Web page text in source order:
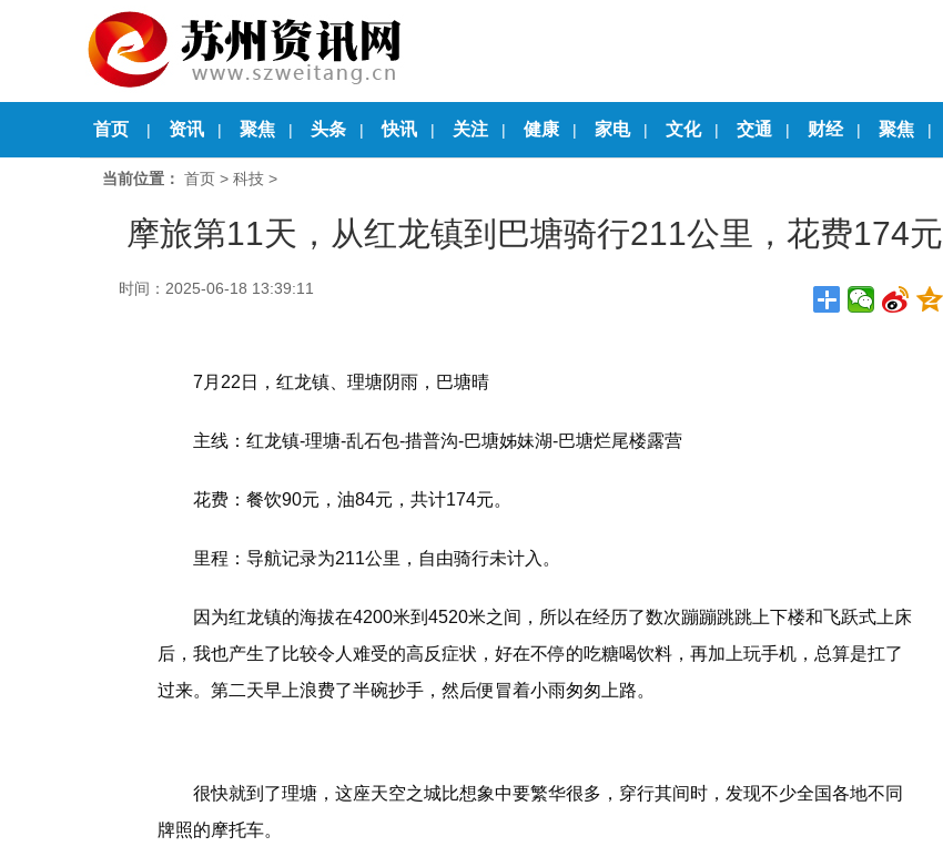
首页 | 资讯 | 聚焦 | 头条 | 快讯 | 关注 | 健康 | 家电 | 文化 | 交通 | 财经 | 聚焦 |
当前位置： 首页 > 科技 >
摩旅第11天，从红龙镇到巴塘骑行211公里，花费174元
时间：2025-06-18 13:39:11
7月22日，红龙镇、理塘阴雨，巴塘晴
主线：红龙镇-理塘-乱石包-措普沟-巴塘姊妹湖-巴塘烂尾楼露营
花费：餐饮90元，油84元，共计174元。
里程：导航记录为211公里，自由骑行未计入。
因为红龙镇的海拔在4200米到4520米之间，所以在经历了数次蹦蹦跳跳上下楼和飞跃式上床
后，我也产生了比较令人难受的高反症状，好在不停的吃糖喝饮料，再加上玩手机，总算是扛了
过来。第二天早上浪费了半碗抄手，然后便冒着小雨匆匆上路。
很快就到了理塘，这座天空之城比想象中要繁华很多，穿行其间时，发现不少全国各地不同
牌照的摩托车。